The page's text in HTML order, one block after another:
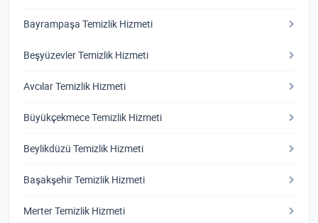
Bayrampaşa Temizlik Hizmeti
Beşyüzevler Temizlik Hizmeti
Avcılar Temizlik Hizmeti
Büyükçekmece Temizlik Hizmeti
Beylikdüzü Temizlik Hizmeti
Başakşehir Temizlik Hizmeti
Merter Temizlik Hizmeti